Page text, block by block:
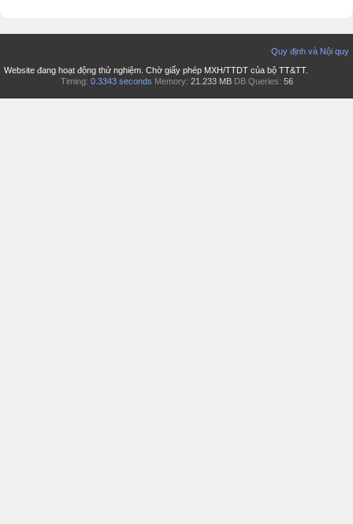
Quy định và Nội quy
Website đang hoạt động thử nghiệm. Chờ giấy phép MXH/TTDT của bộ TT&TT.
Timing: 0.3343 seconds Memory: 21.233 MB DB Queries: 56